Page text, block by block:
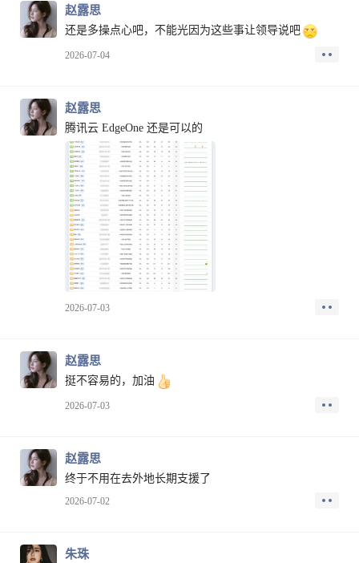
赵露思
还是多操点心吧，不能光因为这些事让领导说吧
2026-07-04
赵露思
腾讯云 EdgeOne 还是可以的
2026-07-03
赵露思
挺不容易的，加油
2026-07-03
赵露思
终于不用在去外地长期支援了
2026-07-02
朱珠